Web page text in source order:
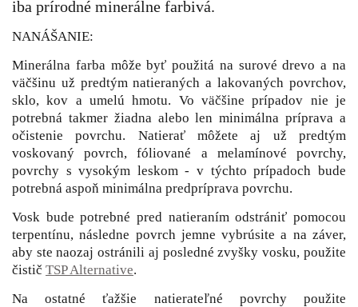
iba prírodné minerálne farbivá.
NANÁŠANIE:
Minerálna farba môže byť použitá na surové drevo a na
väčšinu už predtým natieraných a lakovaných povrchov,
sklo, kov a umelú hmotu. Vo väčšine prípadov nie je
potrebná takmer žiadna alebo len minimálna príprava a
očistenie povrchu. Natierať môžete aj už predtým
voskovaný povrch, fóliované a melamínové povrchy,
povrchy s vysokým leskom - v týchto prípadoch bude
potrebná aspoň minimálna predpríprava povrchu.
Vosk bude potrebné pred natieraním odstrániť pomocou
terpentínu, následne povrch jemne vybrúsite a na záver,
aby ste naozaj ostránili aj posledné zvyšky vosku, použite
čistič TSP Alternative.
Na ostatné ťažšie natierateľné povrchy použite